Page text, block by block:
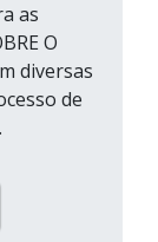
as
O
diversas
de